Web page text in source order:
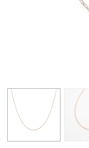
誕生石
モチーフ